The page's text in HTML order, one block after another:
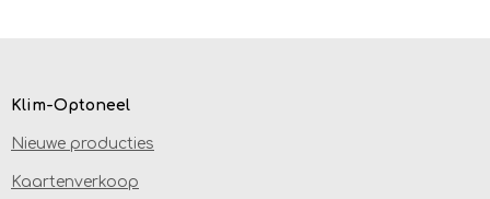
Klim-Optoneel
Nieuwe producties
Kaartenverkoop